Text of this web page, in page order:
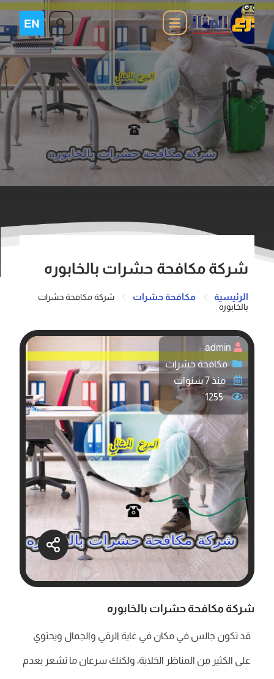
شركة مكافحة حشرات بالخابوره
الرئيسية مكافحة حشرات
شركة مكافحة حشرات
بالخابوره
admin
مكافحة حشرات
منذ 7 سنوات
1255
شركة مكافحة حشرات بالخابوره
قد تكون جالس في مكان في غاية الرقي والجمال ويحتوي
على الكثير من المناظر الخلابة، ولكنك سرعان ما تشعر بعدم